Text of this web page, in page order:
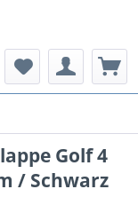
Golf 4
/ Schwarz